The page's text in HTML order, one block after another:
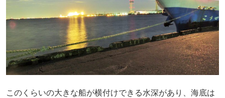
このくらいの大きな船が横付けできる水深があり、海底は